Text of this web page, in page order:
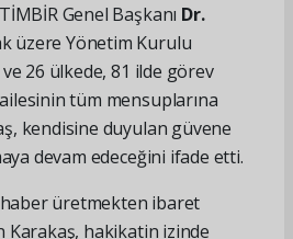
Genel Başkanı Dr.
üzere Yönetim Kurulu
26 ülkede, 81 ilde görev
tüm mensuplarına
kendisine duyulan güvene
devam edeceğini ifade etti.
haber üretmekten ibaret
Karakaş, hakikatin izinde